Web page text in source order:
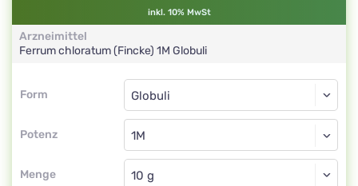
inkl. 10% MwSt
Arzneimittel
Ferrum chloratum (Fincke) 1M Globuli
Form
Form
Potenz
Globuli
1M
Menge
Globuli